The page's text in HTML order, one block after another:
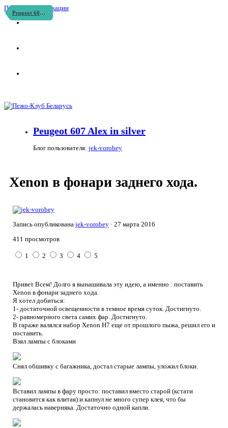
Перейти к публикации
Peugeot 607 Alex in silver
Peugeot 607 Alex in silver
Блог пользователя: jek-vorobey
Xenon в фонари заднего хода.
Запись опубликована jek-vorobey · 27 марта 2016
411 просмотров
1 2 3 4 5
Привет Всем! Долго я вынашивала эту идею, а именно : поставить
Xenon в фонари заднего хода.
Я хотел добиться:
1- достаточной освещенности в темное время суток. Достигнуто.
2- равномерного света самих фар. Достигнуто.
В гараже валялся набор Xenon Н7 еще от прошлого пыжа, решил его и
поставить.
Взял лампы с блоками
Снял обшивку с багажника, достал старые лампы, уложил блоки.
Вставил лампы в фару просто: поставил вместо старой (кстати
становится как влитая) и капнул не много супер клея, что бы
держалась наверняка. Достаточно одной капли.